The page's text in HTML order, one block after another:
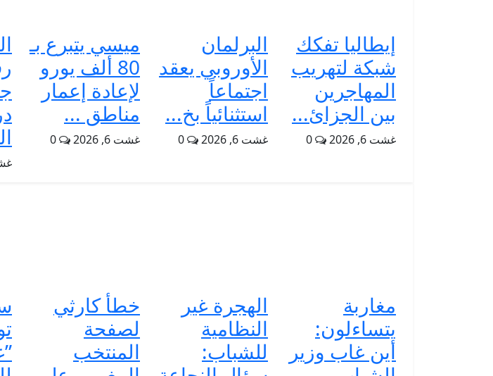
إيطاليا تفكك
شبكة لتهريب
المهاجرين
بين الجزائ...
غشت 6, 2026
البرلمان
الأوروبي يعقد
اجتماعاً
استثنائياً بخ...
غشت 6, 2026
ميسي يتبرع بـ
80 ألف يورو
لإعادة إعمار
مناطق ...
غشت 6, 2026
غشت
مغاربة
يتساءلون:
أين غاب وزير
الهجرة غير
النظامية
للشباب:
خطأ كارثي
لصفحة
المنتخب